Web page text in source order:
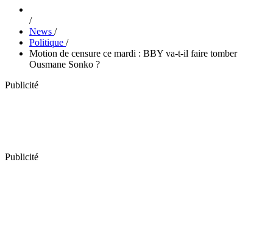
/
News /
Politique /
Motion de censure ce mardi : BBY va-t-il faire tomber
Ousmane Sonko ?
Publicité
Publicité